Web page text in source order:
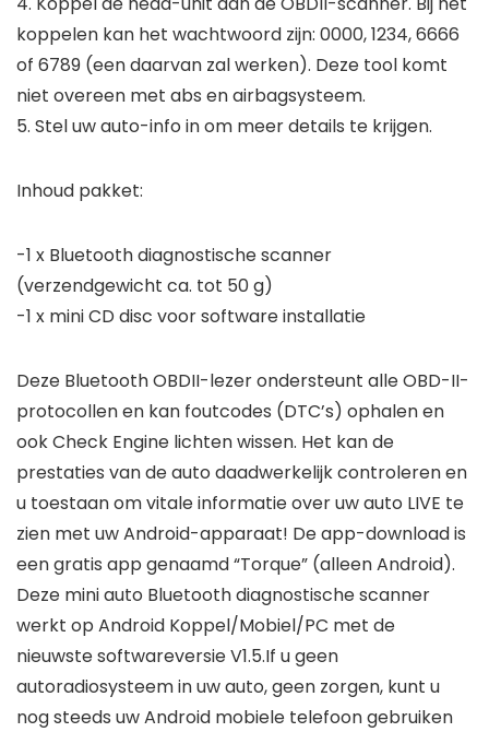
koppelen kan het wachtwoord zijn: 0000, 1234, 6666
of 6789 (een daarvan zal werken). Deze tool komt
niet overeen met abs en airbagsysteem.
5. Stel uw auto-info in om meer details te krijgen.
Inhoud pakket:
-1 x Bluetooth diagnostische scanner
(verzendgewicht ca. tot 50 g)
-1 x mini CD disc voor software installatie
Deze Bluetooth OBDII-lezer ondersteunt alle OBD-II-
protocollen en kan foutcodes (DTC’s) ophalen en
ook Check Engine lichten wissen. Het kan de
prestaties van de auto daadwerkelijk controleren en
u toestaan om vitale informatie over uw auto LIVE te
zien met uw Android-apparaat! De app-download is
een gratis app genaamd “Torque” (alleen Android).
Deze mini auto Bluetooth diagnostische scanner
werkt op Android Koppel/Mobiel/PC met de
nieuwste softwareversie V1.5.If u geen
autoradiosysteem in uw auto, geen zorgen, kunt u
nog steeds uw Android mobiele telefoon gebruiken